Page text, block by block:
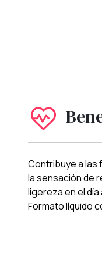
Contribuye a las
la sensación de
ligereza en el
Formato líquido